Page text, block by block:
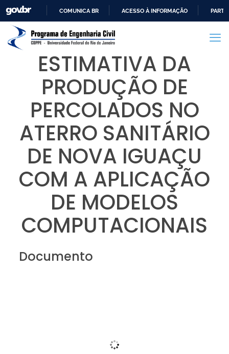
PARA
CONTEÚDO
COMUNICA BR ACESSO À INFORMAÇÃO
ESTIMATIVA DA
PRODUÇÃO DE
PERCOLADOS NO
ATERRO SANITÁRIO
DE NOVA IGUAÇU
COM A APLICAÇÃO
DE MODELOS
COMPUTACIONAIS
Documento